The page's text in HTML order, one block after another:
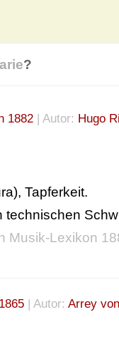
?
1882 | Autor: Hugo
Tapferkeit.
technischen
Musik-Lexikon
| Autor: Arrey